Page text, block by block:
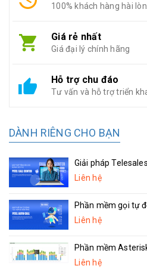
100% khách hàng hài
Giá rẻ nhất
Giá đại lý chính hãng
Hỗ trợ chu đáo
Tư vấn và hỗ trợ triển
DÀNH RIÊNG CHO BẠN
Giải pháp
Liên hệ
Phần mềm gọi tự
Liên hệ
Phần mềm
Liên hệ